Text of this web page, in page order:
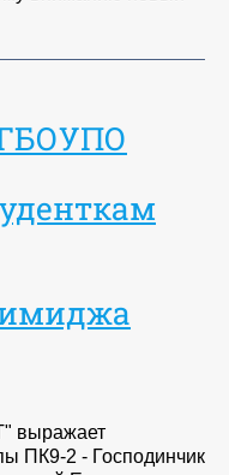
выражает
ПК9-2 - Господинчик